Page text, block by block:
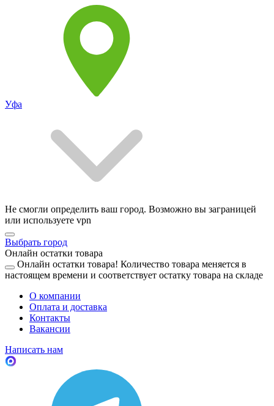
Уфа
Не смогли определить ваш город. Возможно вы заграницей
или используете vpn
Выбрать город
Онлайн остатки товара
Онлайн остатки товара! Количество товара меняется в
настоящем времени и соответствует остатку товара на складе
О компании
Оплата и доставка
Контакты
Вакансии
Написать нам